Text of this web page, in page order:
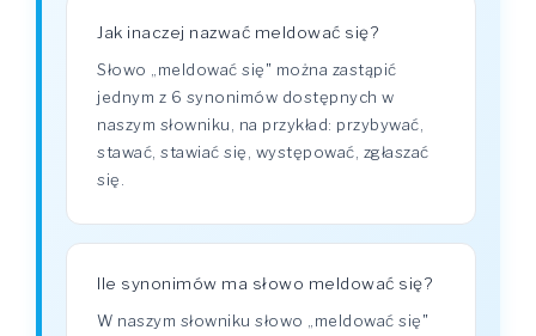
Jak inaczej nazwać meldować się?
Słowo „meldować się" można zastąpić
jednym z 6 synonimów dostępnych w
naszym słowniku, na przykład: przybywać,
stawać, stawiać się, występować, zgłaszać
się.
Ile synonimów ma słowo meldować się?
W naszym słowniku słowo „meldować się"